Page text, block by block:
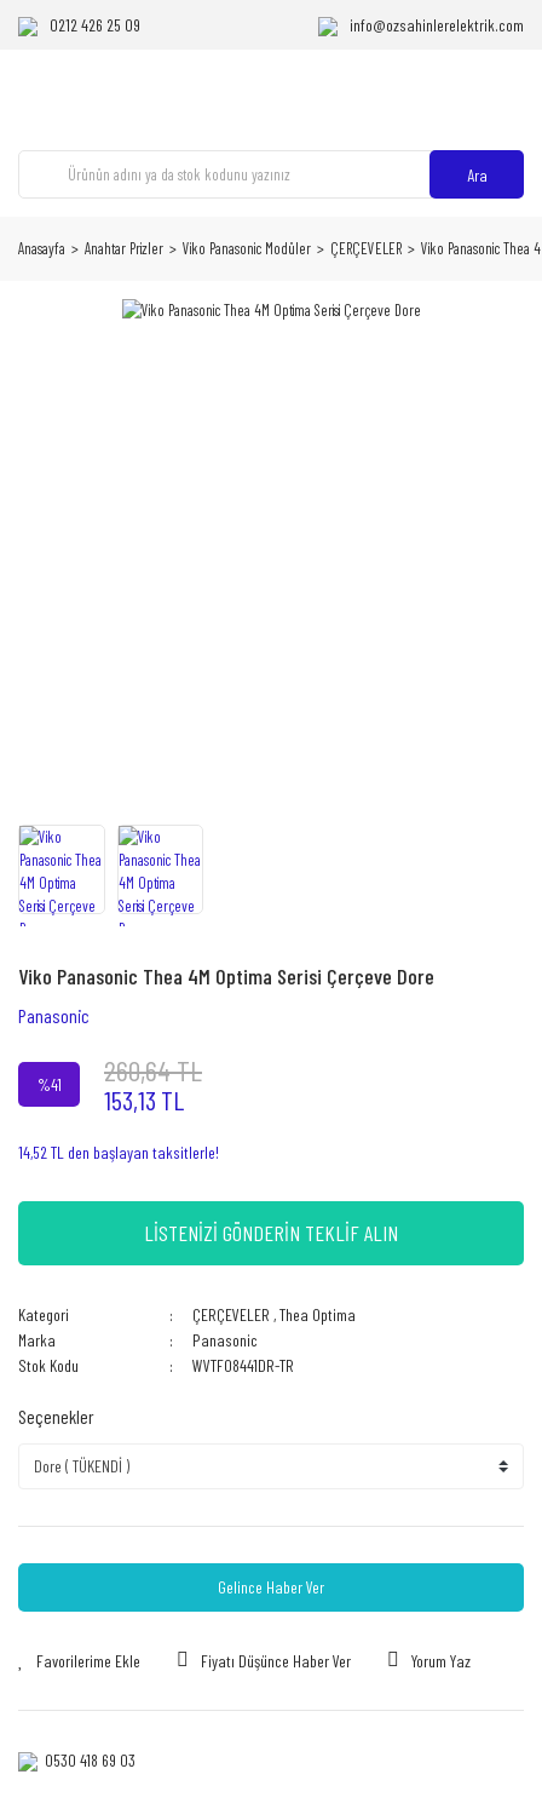
0212 426 25 09 info@ozsahinlerelektrik.com
Ara
Anasayfa Anahtar Prizler Viko Panasonic Modüler ÇERÇEVELER Viko Panasonic Thea
Viko Panasonic Thea 4M Optima Serisi Çerçeve Dore
Panasonic
%41 260,64 TL
153,13 TL
14,52 TL den başlayan taksitlerle!
LİSTENİZİ GÖNDERİN TEKLİF ALIN
Kategori ÇERÇEVELER ,Thea Optima
Marka
Panasonic
Stok Kodu
WVTF08441DR-TR
Seçenekler
Gelince Haber Ver
Fiyatı Düşünce Haber Ver Yorum Yaz
0530 418 69 03‎‎